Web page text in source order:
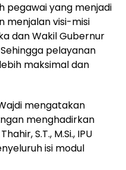
pegawai yang menjadi
menjalan visi-misi
dan Wakil Gubernur
pelayanan
maksimal dan
mengatakan
menghadirkan
S.T., M.Si., IPU
isi modul